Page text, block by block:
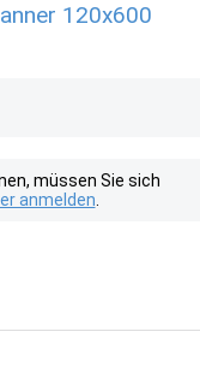
120x600
müssen Sie sich
anmelden